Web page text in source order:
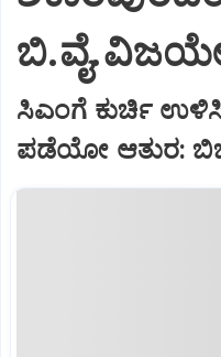
ಸಿಎಂಗೆ ಕುರ್ಚಿ
ಪಡೆಯೋ ಆತುರ: